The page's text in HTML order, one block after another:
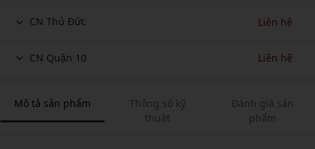
CN Thủ Đức Liên hệ
CN Quận 10 Liên hệ
Mô tả sản phẩm
Thông số kỹ
thuật
Đánh giá sản
phẩm